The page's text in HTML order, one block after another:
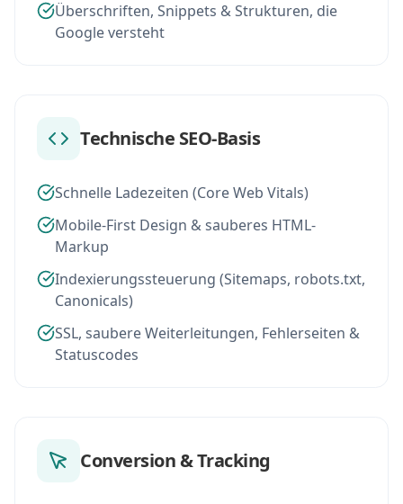
Überschriften, Snippets & Strukturen, die
Google versteht
Technische SEO-Basis
Schnelle Ladezeiten (Core Web Vitals)
Mobile-First Design & sauberes HTML-
Markup
Indexierungssteuerung (Sitemaps, robots.txt,
Canonicals)
SSL, saubere Weiterleitungen, Fehlerseiten &
Statuscodes
Conversion & Tracking